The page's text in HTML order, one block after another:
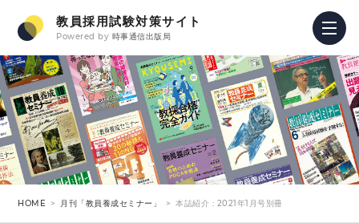
教員採用試験対策サイト
Powered by 時事通信出版局
HOME 月刊「教員養成セミナー」 本誌紹介 : 2021年1月号別冊